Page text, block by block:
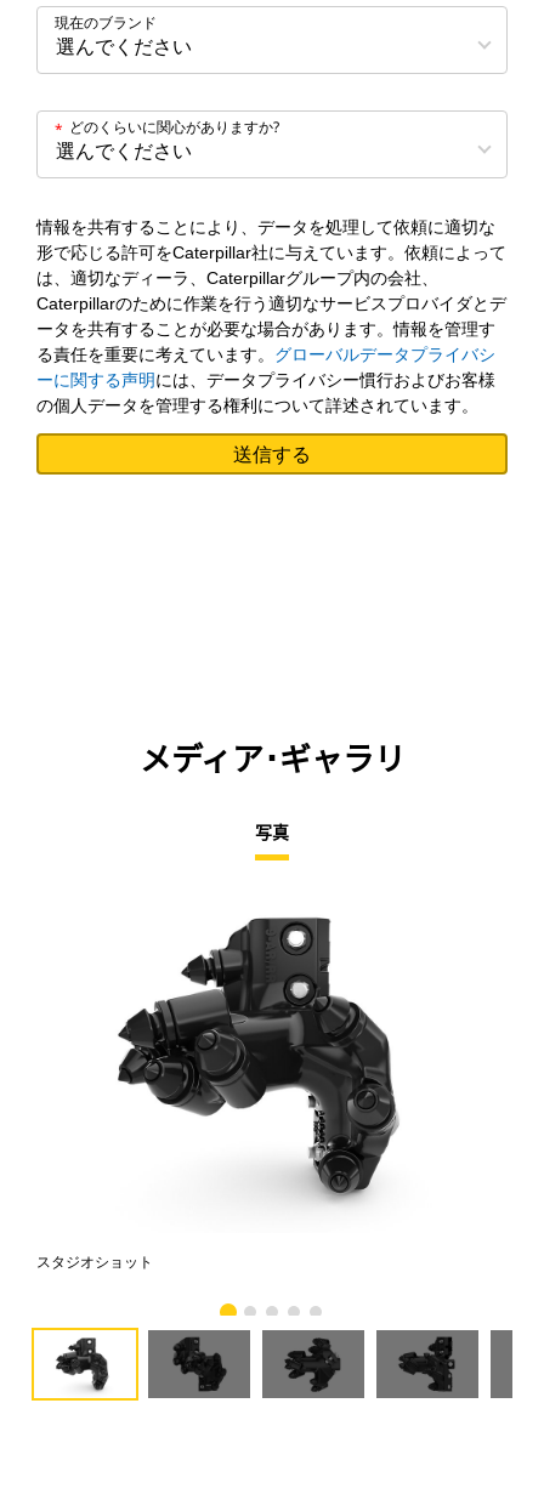
現在のブランド
どのくらいに関心がありますか?
*
情報を共有することにより、データを処理して依頼に適切な
形で応じる許可をCaterpillar社に与えています。依頼によって
は、適切なディーラ、Caterpillarグループ内の会社、
Caterpillarのために作業を行う適切なサービスプロバイダとデ
ータを共有することが必要な場合があります。情報を管理す
る責任を重要に考えています。 グローバルデータプライバシ
ーに関する声明には、データプライバシー慣行およびお客様
の個人データを管理する権利について詳述されています。
メディア･ギャラリ
写真
スタジオショット